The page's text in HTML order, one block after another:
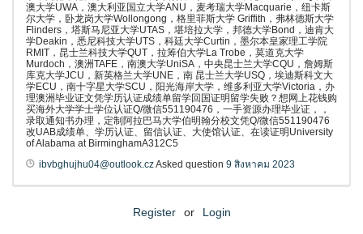
澳大学UWA，澳大利亚国立大学ANU，麦考瑞大学Macquarie，纽卡斯
尔大学，卧龙岗大学Wollongong，格里菲斯大学 Griffith，弗林德斯大学
Flinders，塔斯马尼亚大学UTAS，堪培拉大学，邦德大学Bond，迪肯大
学Deakin，悉尼科技大学UTS，科廷大学Curtin，墨尔本皇家理工学院
RMIT，昆士兰科技大学QUT，拉筹伯大学La Trobe，莫道克大学
Murdoch，澳洲TAFE，南澳大学UniSA，中央昆士兰大学CQU，詹姆斯
库克大学JCU，新英格兰大学UNE，南 昆士兰大学USQ，埃迪斯科文大
学ECU，南十字星大学SCU，阳光海岸大学，维多利亚大学Victoria，办
理澳洲毕业证文凭学历认证成绩单留学回国证明留学失败？想网上花钱购
买海外大学学士学位认证Q/微信551190476，一手资源办理毕业证，，
录取通知书办理，定制阿拉巴马大学伯明翰分校文凭Q/微信551190476
改UAB成绩单、学历认证、留信认证、大使馆认证、在读证明University
of Alabama at BirminghamA312C5
ibvbghujhu04@outlook.czAsked question 9 สิงหาคม 2023
Register or Login